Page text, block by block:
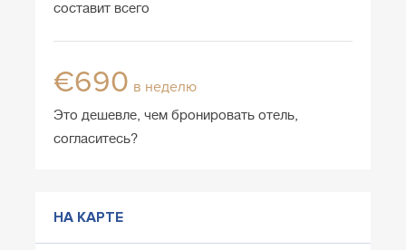
составит всего
€690 в неделю
Это дешевле, чем бронировать отель,
согласитесь?
НА КАРТЕ